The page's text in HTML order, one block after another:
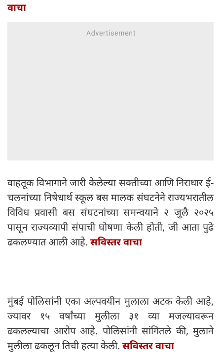
वाचा
वाहतूक विभागाने जारी केलेल्या सक्तीच्या आणि निराधार ई-
चलनांच्या निषेधार्थ स्कूल बस मालक संघटनेने राज्यभरातील
विविध प्रवासी बस संघटनांच्या समन्वयाने २ जुलै २०२५
पासून राज्यव्यापी संपाची घोषणा केली होती, जी आता पुढे
ढकलण्यात आली आहे. सविस्तर वाचा
मुंबई पोलिसांनी एका अल्पवयीन मुलाला अटक केली आहे,
ज्यावर १५ वर्षांच्या मुलीला ३१ व्या मजल्यावरून
ढकलल्याचा आरोप आहे. पोलिसांनी सांगितले की, मुलाने
मुलीला ढकलून तिची हत्या केली. सविस्तर वाचा